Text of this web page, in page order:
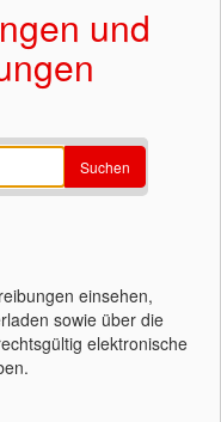
und
einsehen,
sowie über die
elektronische